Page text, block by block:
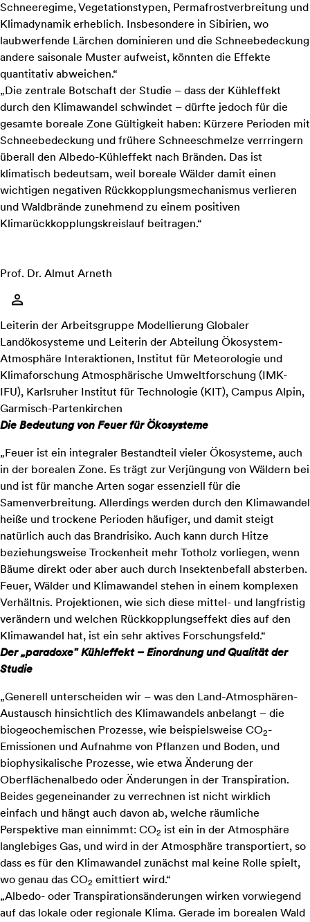
Schneeregime, Vegetationstypen, Permafrostverbreitung und
Klimadynamik erheblich. Insbesondere in Sibirien, wo
laubwerfende Lärchen dominieren und die Schneebedeckung
andere saisonale Muster aufweist, könnten die Effekte
quantitativ abweichen.“
„Die zentrale Botschaft der Studie – dass der Kühleffekt
durch den Klimawandel schwindet – dürfte jedoch für die
gesamte boreale Zone Gültigkeit haben: Kürzere Perioden mit
Schneebedeckung und frühere Schneeschmelze verrringern
überall den Albedo-Kühleffekt nach Bränden. Das ist
klimatisch bedeutsam, weil boreale Wälder damit einen
wichtigen negativen Rückkopplungsmechanismus verlieren
und Waldbrände zunehmend zu einem positiven
Klimarückkopplungskreislauf beitragen.“
Prof. Dr. Almut Arneth
Leiterin der Arbeitsgruppe Modellierung Globaler
Landökosysteme und Leiterin der Abteilung Ökosystem-
Atmosphäre Interaktionen, Institut für Meteorologie und
Klimaforschung Atmosphärische Umweltforschung (IMK-
IFU), Karlsruher Institut für Technologie (KIT), Campus Alpin,
Garmisch-Partenkirchen
Die Bedeutung von Feuer für Ökosysteme
„Feuer ist ein integraler Bestandteil vieler Ökosysteme, auch
in der borealen Zone. Es trägt zur Verjüngung von Wäldern bei
und ist für manche Arten sogar essenziell für die
Samenverbreitung. Allerdings werden durch den Klimawandel
heiße und trockene Perioden häufiger, und damit steigt
natürlich auch das Brandrisiko. Auch kann durch Hitze
beziehungsweise Trockenheit mehr Totholz vorliegen, wenn
Bäume direkt oder aber auch durch Insektenbefall absterben.
Feuer, Wälder und Klimawandel stehen in einem komplexen
Verhältnis. Projektionen, wie sich diese mittel- und langfristig
verändern und welchen Rückkopplungseffekt dies auf den
Klimawandel hat, ist ein sehr aktives Forschungsfeld.“
Der „paradoxe" Kühleffekt – Einordnung und Qualität der
Studie
„Generell unterscheiden wir – was den Land-Atmosphären-
Austausch hinsichtlich des Klimawandels anbelangt – die
biogeochemischen Prozesse, wie beispielsweise CO2-
Emissionen und Aufnahme von Pflanzen und Boden, und
biophysikalische Prozesse, wie etwa Änderung der
Oberflächenalbedo oder Änderungen in der Transpiration.
Beides gegeneinander zu verrechnen ist nicht wirklich
einfach und hängt auch davon ab, welche räumliche
Perspektive man einnimmt: CO2 ist ein in der Atmosphäre
langlebiges Gas, und wird in der Atmosphäre transportiert, so
dass es für den Klimawandel zunächst mal keine Rolle spielt,
wo genau das CO2 emittiert wird.“
„Albedo- oder Transpirationsänderungen wirken vorwiegend
auf das lokale oder regionale Klima. Gerade im borealen Wald